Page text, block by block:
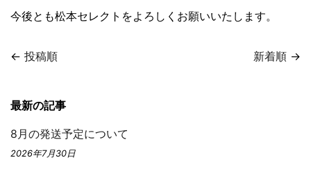
今後とも松本セレクトをよろしくお願いいたします。
← 投稿順 新着順 →
最新の記事
8月の発送予定について
2026年7月30日